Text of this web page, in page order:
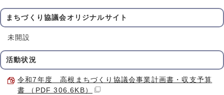
まちづくり協議会オリジナルサイト
未開設
活動状況
令和7年度 高根まちづくり協議会事業計画書・収支予算
書 （PDF 306.6KB）